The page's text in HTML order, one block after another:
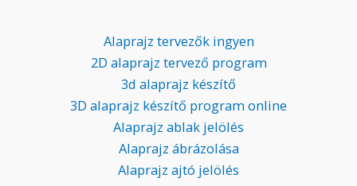
Alaprajz tervezők ingyen
2D alaprajz tervező program
3d alaprajz készítő
3D alaprajz készítő program online
Alaprajz ablak jelölés
Alaprajz ábrázolása
Alaprajz ajtó jelölés